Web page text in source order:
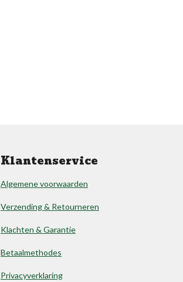
Klantenservice
Algemene voorwaarden
Verzending & Retourneren
Klachten & Garantie
Betaalmethodes
Privacyverklaring